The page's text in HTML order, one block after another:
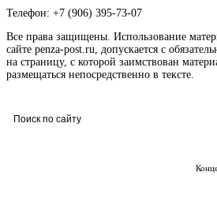
Телефон: +7 (906) 395-73-07
Все права защищены. Использование
сайте penza-post.ru, допускается с
на страницу, с которой заимствован
размещаться непосредственно в тексте.